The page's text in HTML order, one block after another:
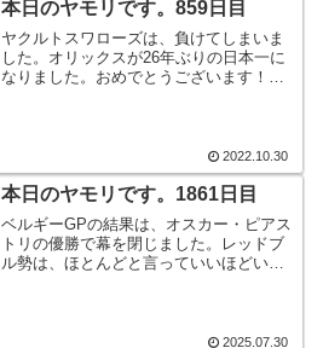
で、本日のヤモリです。
本日のヤモリです。859日目
ヤクルトスワローズは、負けてしまいま
した。オリックスが26年ぶりの日本一に
なりました。おめでとうございます！先
興奮したのもつかの間…。そんなこんな
で、本日のヤモリです。
2022.10.30
本日のヤモリです。1861日目
ベルギーGPの結果は、オスカー・ピアス
トリの優勝で幕を閉じました。レッドブ
ル勢は、ほとんどと言っていいほどいい
残念な結果で次戦に期待です！そんなこ
2025.07.30